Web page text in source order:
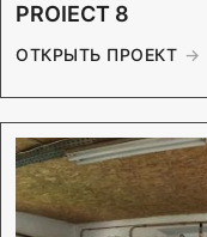
PROIECT 8
ОТКРЫТЬ ПРОЕКТ